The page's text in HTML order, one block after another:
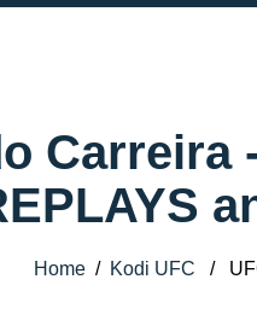
Home / Kodi UFC /